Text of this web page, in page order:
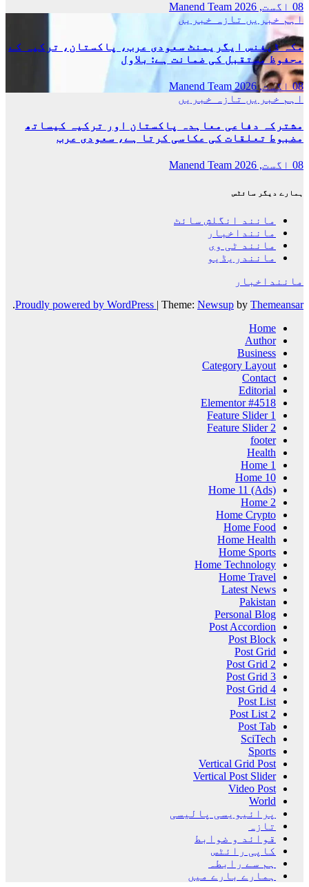
08 اگست, 2026
Manend Team
اہم خبریں تازہ خبریں
مکہ ڈیفنس ایگریمنٹ سعودی عرب، پاکستان، ترکیہ کے
محفوظ مستقبل کی ضمانت ہے: بلاول
08 اگست, 2026
Manend Team
اہم خبریں تازہ خبریں
مشترکہ دفاعی معاہدہ پاکستان اور ترکیہ کیساتھ
مضبوط تعلقات کی عکاسی کرتا ہے، سعودی عرب
08 اگست, 2026 Manend Team
ہمارے دیگر سائٹس
مانند انگلش سائٹ
ماننداخبار
مانند ٹی وی
مانندریڈیو
ماننداخبار
Proudly powered by WordPress | Theme: Newsup by Themeansar
.
Home
Author
Business
Category Layout
Contact
Editorial
Elementor #4518
Feature Slider 1
Feature Slider 2
footer
Health
Home 1
Home 10
Home 11 (Ads)
Home 2
Home Crypto
Home Food
Home Health
Home Sports
Home Technology
Home Travel
Latest News
Pakistan
Personal Blog
Post Accordion
Post Block
Post Grid
Post Grid 2
Post Grid 3
Post Grid 4
Post List
Post List 2
Post Tab
SciTech
Sports
Vertical Grid Post
Vertical Post Slider
Video Post
World
پرائیویسی پالیسی
تازہ
قوائد و ضوابط
کاپی رائٹس
ہم سے رابطہ
ہمارے بارے میں